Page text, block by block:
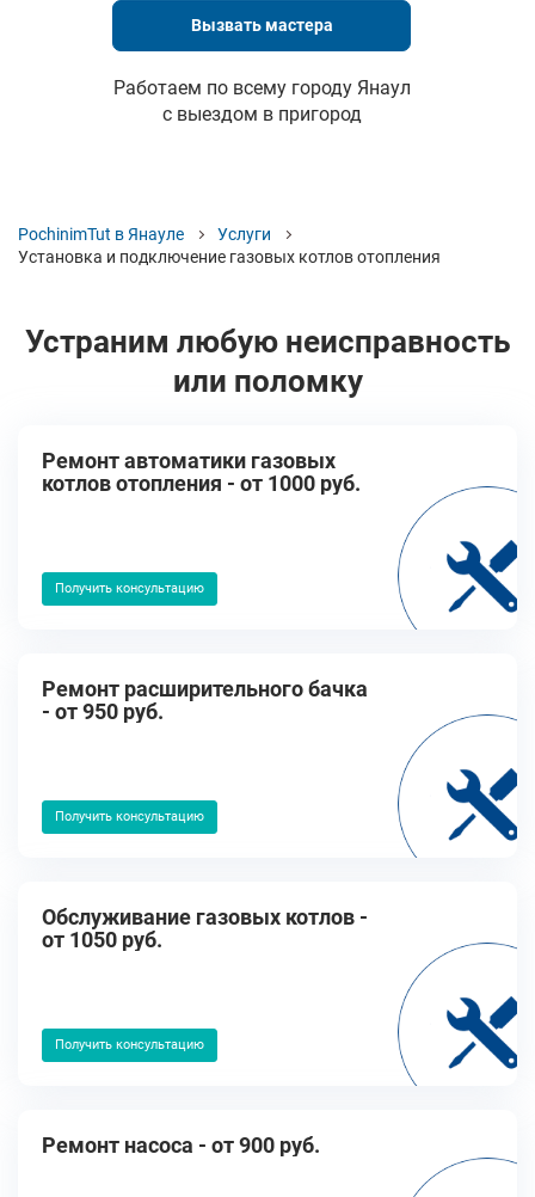
Вызвать мастера
Работаем по всему городу Янаул
с выездом в пригород
PochinimTut в Янауле
Услуги
Установка и подключение газовых котлов отопления
Устраним любую неисправность
или поломку
Ремонт автоматики газовых
котлов отопления - от 1000 руб.
Получить консультацию
Ремонт расширительного бачка
- от 950 руб.
Получить консультацию
Обслуживание газовых котлов -
от 1050 руб.
Получить консультацию
Ремонт насоса - от 900 руб.